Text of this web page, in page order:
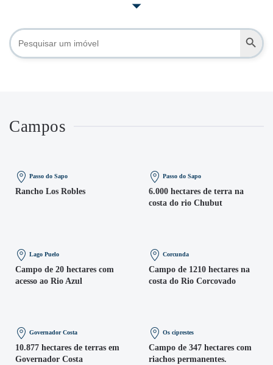
Procurar: Botão de pesquisa
Campos
Passo do Sapo
Rancho Los Robles
Passo do Sapo
6.000 hectares de terra na
costa do rio Chubut
Lago Puelo
Campo de 20 hectares com
acesso ao Rio Azul
Corcunda
Campo de 1210 hectares na
costa do Rio Corcovado
Governador Costa
10.877 hectares de terras em
Governador Costa
Os ciprestes
Campo de 347 hectares com
riachos permanentes.